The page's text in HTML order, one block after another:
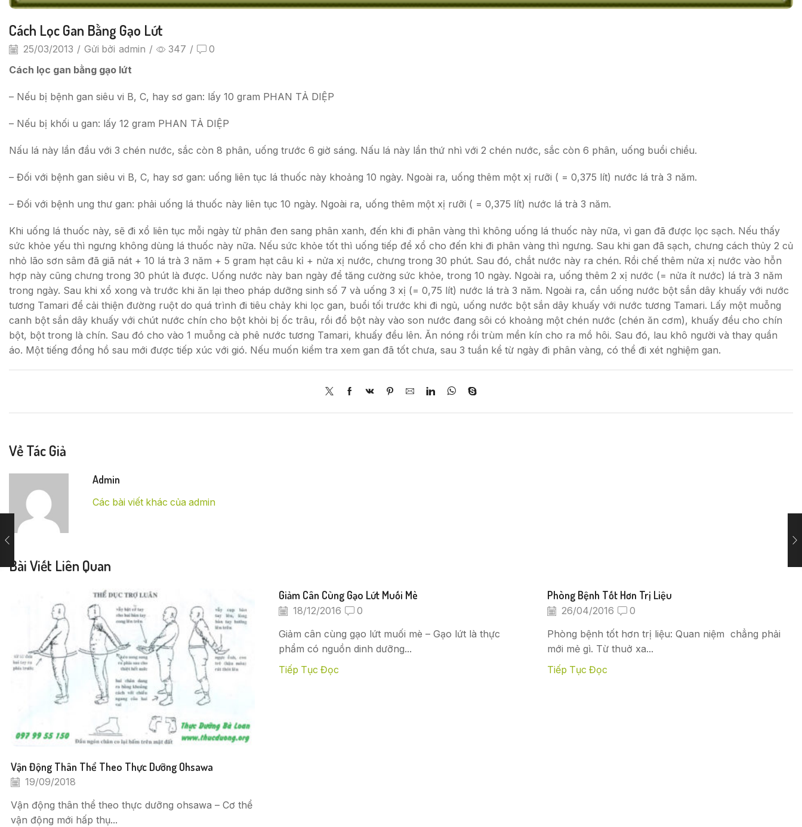
Cách Lọc Gan Bằng Gạo Lứt
25/03/2013 / Gửi bởi admin / 347 / 0
Cách lọc gan bằng gạo lứt
– Nếu bị bệnh gan siêu vi B, C, hay sơ gan: lấy 10 gram PHAN TẢ DIỆP
– Nếu bị khối u gan: lấy 12 gram PHAN TẢ DIỆP
Nấu lá này lần đầu với 3 chén nước, sắc còn 8 phân, uống trước 6 giờ sáng. Nấu lá này lần thứ nhì với 2 chén nước, sắc còn 6 phân, uống buổi chiều.
– Đối với bệnh gan siêu vi B, C, hay sơ gan: uống liên tục lá thuốc này khoảng 10 ngày. Ngoài ra, uống thêm một xị rưỡi ( = 0,375 lít) nước lá trà 3 năm.
– Đối với bệnh ung thư gan: phải uống lá thuốc này liên tục 10 ngày. Ngoài ra, uống thêm một xị rưỡi ( = 0,375 lít) nước lá trà 3 năm.
Khi uống lá thuốc này, sẽ đi xổ liên tục mỗi ngày từ phân đen sang phân xanh, đến khi đi phân vàng thì không uống lá thuốc này nữa, vì gan đã được lọc sạch. Nếu thấy
sức khỏe yếu thì ngưng không dùng lá thuốc này nữa. Nếu sức khỏe tốt thì uống tiếp để xổ cho đến khi đi phân vàng thì ngưng. Sau khi gan đã sạch, chưng cách thủy 2 củ
nhỏ lão sơn sâm đã giã nát + 10 lá trà 3 năm + 5 gram hạt câu kỉ + nửa xị nước, chưng trong 30 phút. Sau đó, chắt nước này ra chén. Rồi chế thêm nửa xị nước vào hỗn
hợp này cũng chưng trong 30 phút là được. Uống nước này ban ngày để tăng cường sức khỏe, trong 10 ngày. Ngoài ra, uống thêm 2 xị nước (= nửa ít nước) lá trà 3 năm
trong ngày. Sau khi xổ xong và trước khi ăn lại theo pháp dưỡng sinh số 7 và uống 3 xị (= 0,75 lít) nước lá trà 3 năm. Ngoài ra, cần uống nước bột sắn dây khuấy với nước
tương Tamari để cải thiện đường ruột do quá trình đi tiêu chảy khi lọc gan, buổi tối trước khi đi ngủ, uống nước bột sắn dây khuấy với nước tương Tamari. Lấy một muỗng
canh bột sắn dây khuấy với chút nước chín cho bột khỏi bị ốc trâu, rồi đổ bột này vào son nước đang sôi có khoảng một chén nước (chén ăn cơm), khuấy đều cho chín
bột, bột trong là chín. Sau đó cho vào 1 muỗng cà phê nước tương Tamari, khuấy đều lên. Ăn nóng rồi trùm mền kín cho ra mồ hôi. Sau đó, lau khô người và thay quần
áo. Một tiếng đồng hồ sau mới được tiếp xúc với gió. Nếu muốn kiểm tra xem gan đã tốt chưa, sau 3 tuần kể từ ngày đi phân vàng, có thể đi xét nghiệm gan.
Về Tác Giả
Admin
Các bài viết khác của admin
Bài Viết Liên Quan
Vận Động Thân Thể Theo Thực Dưỡng Ohsawa
19/09/2018
Vận động thân thể theo thực dưỡng ohsawa – Cơ thể
vận động mới hấp thụ...
Giảm Cân Cùng Gạo Lứt Muối Mè
18/12/2016 0
Giảm cân cùng gạo lứt muối mè – Gạo lứt là thực
phẩm có nguồn dinh dưỡng...
Tiếp Tục Đọc
Phòng Bệnh Tốt Hơn Trị Liệu
26/04/2016 0
Phòng bệnh tốt hơn trị liệu: Quan niệm chẳng phải
mới mẻ gì. Từ thuở xa...
Tiếp Tục Đọc